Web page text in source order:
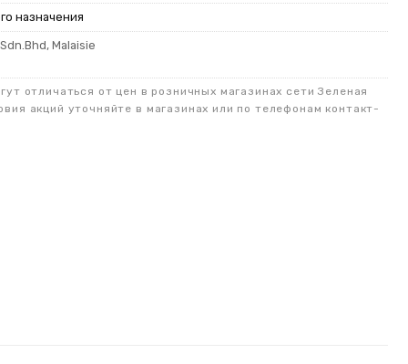
назначения
Malaisie
отличаться от цен в розничных магазинах сети Зеленая
акций уточняйте в магазинах или по телефонам контакт-